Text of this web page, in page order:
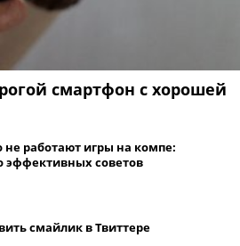
смартфон с хорошей
не работают игры на компе:
эффективных советов
смайлик в Твиттере